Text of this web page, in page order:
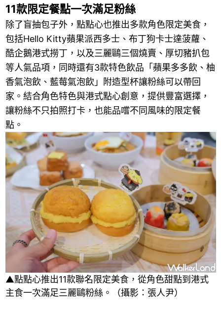
11款限定餐點一次滿足粉絲
除了盲抽包子外，點點心也推出多款角色限定美食，
包括Hello Kitty蘋果派西多士、布丁狗卡士達菠蘿、
酷企鵝港式撈丁，以及三麗鷗三個燒賣、厚切豬扒包
等人氣品項，同時還有3款特色飲品「蘋果多多飲、柚
香氣泡飲、藍莓氣泡飲」附造型杯讓粉絲可以帶回
家。結合角色特色與港式點心創意，提供豐富選擇，
讓粉絲不只拍照打卡，也能品嚐不同風味的限定餐
點。
▲點點心推出11款聯名限定美食，從角色甜點到港式
主食一次滿足三麗鷗粉絲。（攝影：張人尹）